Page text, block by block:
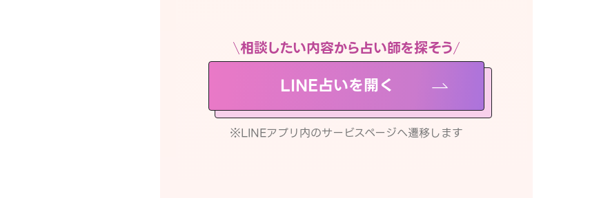
相談したい内容から占い師を探そう
LINE占いを開く
※LINEアプリ内のサービスページへ遷移します